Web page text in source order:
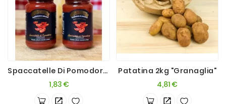
Spaccatelle Di Pomodoro 360g
1,83 €Prezzo
Patatina 2kg "Granaglia"
4,81 €Prezzo